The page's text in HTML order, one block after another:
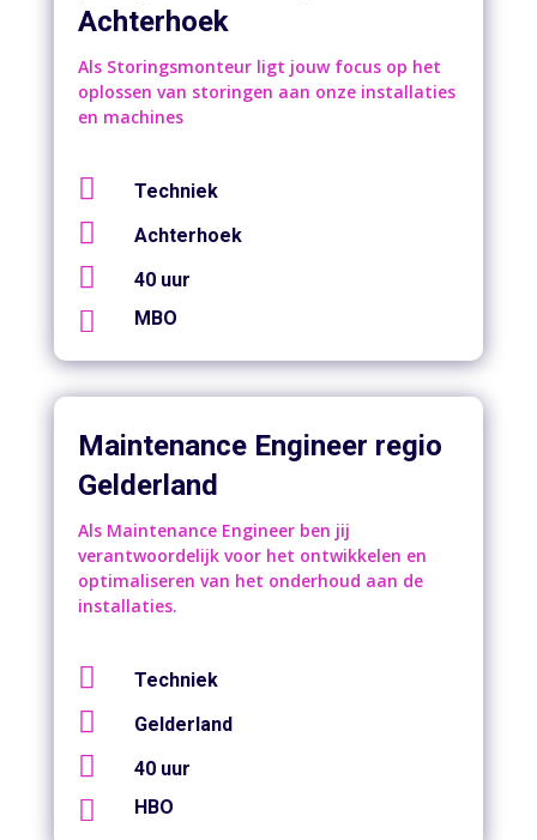
Achterhoek
Als Storingsmonteur ligt jouw focus op het
oplossen van storingen aan onze installaties
en machines
 Techniek
 Achterhoek
 40 uur
 MBO
Maintenance Engineer regio
Gelderland
Als Maintenance Engineer ben jij
verantwoordelijk voor het ontwikkelen en
optimaliseren van het onderhoud aan de
installaties.
 Techniek
 Gelderland
 40 uur
 HBO